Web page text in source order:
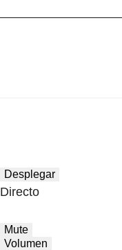
Desplegar
Directo
Mute
Volumen